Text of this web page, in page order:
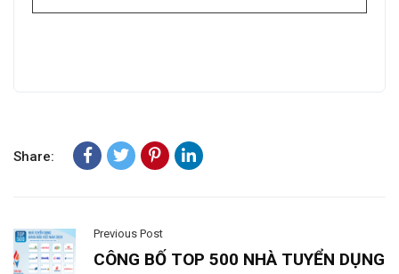
Share:
Previous Post
CÔNG BỐ TOP 500 NHÀ TUYỂN DỤNG